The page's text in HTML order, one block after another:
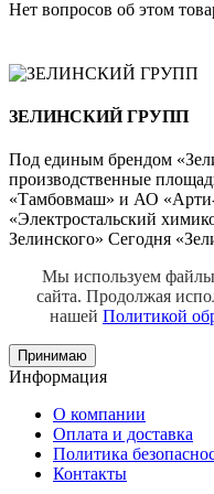
Нет вопросов об этом
ЗЕЛИНСКИЙ ГРУПП
Под единым брендом
производственные
«Тамбовмаш» и АО
«Электростальский
Зелинского» Сегодня
Мы используем
сайта. Продолжая
нашей Политикой
Принимаю
Информация
О компании
Оплата и доставка
Политика
Контакты